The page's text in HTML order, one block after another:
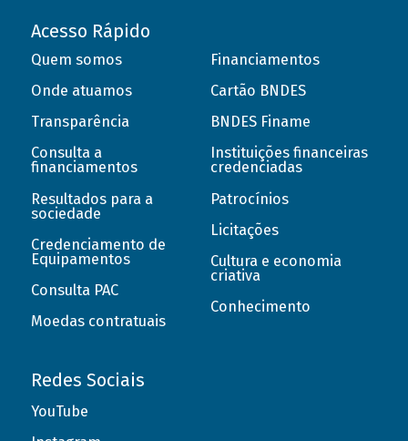
Acesso Rápido
Quem somos
Onde atuamos
Transparência
Consulta a
financiamentos
Resultados para a
sociedade
Credenciamento de
Equipamentos
Consulta PAC
Moedas contratuais
Financiamentos
Cartão BNDES
BNDES Finame
Instituições financeiras
credenciadas
Patrocínios
Licitações
Cultura e economia
criativa
Conhecimento
Redes Sociais
YouTube